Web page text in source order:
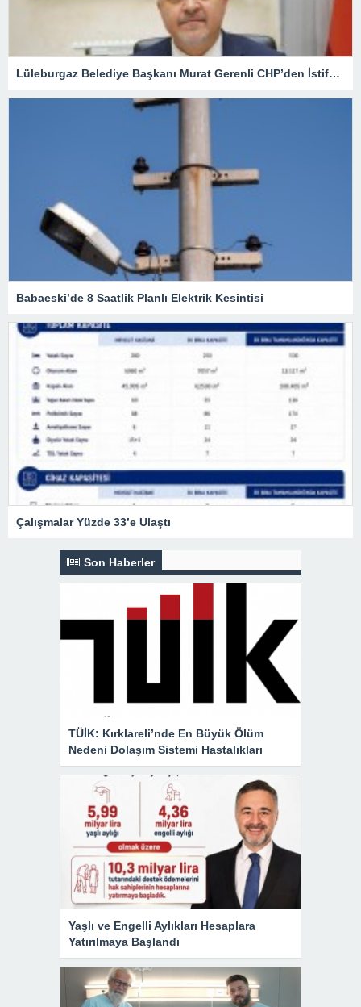
Lüleburgaz Belediye Başkanı Murat Gerenli CHP’den İstifa Etti
Babaeski’de 8 Saatlik Planlı Elektrik Kesintisi
Çalışmalar Yüzde 33’e Ulaştı
Son Haberler
TÜİK: Kırklareli’nde En Büyük Ölüm
Nedeni Dolaşım Sistemi Hastalıkları
Yaşlı ve Engelli Aylıkları Hesaplara
Yatırılmaya Başlandı